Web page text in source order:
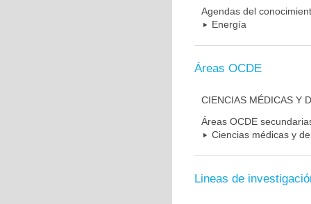
Agendas del
Energía
Áreas OCDE
CIENCIAS MÉDICAS Y
Áreas OCDE
Ciencias médicas y
Lineas de